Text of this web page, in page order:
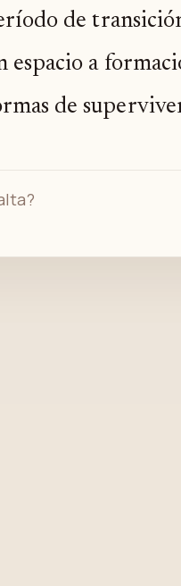
de
espacio a
de